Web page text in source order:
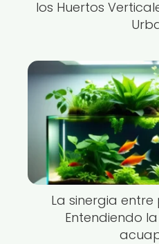
los Huertos
La sinergia
Entendiendo